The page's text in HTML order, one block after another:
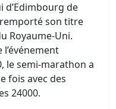
d’Edimbourg de
remporté son titre
Royaume-Uni.
l’événement
le semi-marathon a
fois avec des
24000.